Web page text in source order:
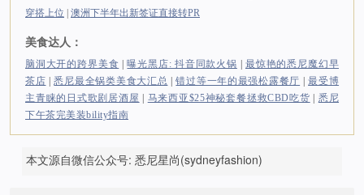
穿搭上位 | 澳洲下半年出新签证直接转PR
美食达人：
脑洞大开的跨界美食 |曝光黑店: 抖音同款火锅 | 最惊艳的悉尼魔幻早
茶店 |悉尼最全锅类美食大汇总 |错过等一年的最强松露餐厅 |最受博
主青睐的日式歌剧居酒屋 | 马来西亚$25神秘套餐拯救CBD吃货 | 悉尼
下午茶完美装bility指南
本文源自微信公众号: 悉尼星尚(sydneyfashion)